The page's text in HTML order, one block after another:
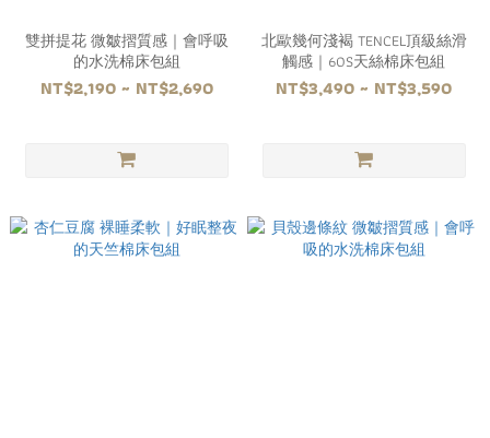
雙拼提花 微皺摺質感｜會呼吸
的水洗棉床包組
NT$2,190 ~ NT$2,690
北歐幾何淺褐 TENCEL頂級絲滑
觸感｜60S天絲棉床包組
NT$3,490 ~ NT$3,590